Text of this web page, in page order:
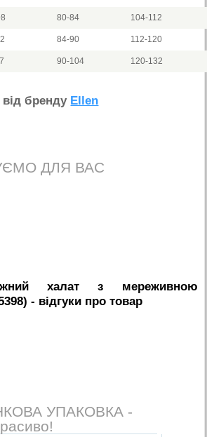
80-84 104-112
84-90 112-120
90-104 120-132
бренду Ellen
ДЛЯ ВАС
халат з мереживною
- вiдгуки про товар
УПАКОВКА -